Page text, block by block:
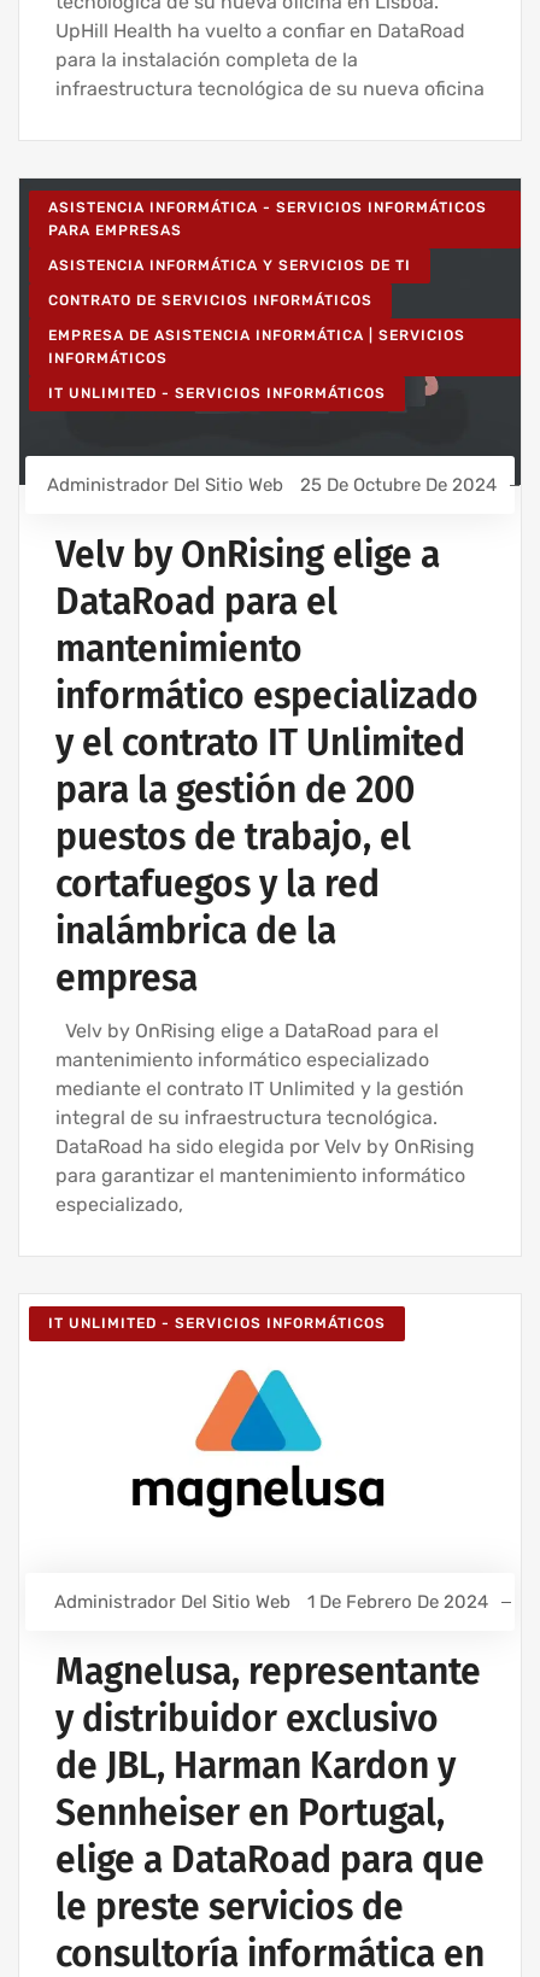
UpHill Health ha vuelto a confiar en DataRoad
para la instalación completa de la
infraestructura tecnológica de su nueva oficina
ASISTENCIA INFORMÁTICA - SERVICIOS INFORMÁTICOS
PARA EMPRESAS
ASISTENCIA INFORMÁTICA Y SERVICIOS DE TI
CONTRATO DE SERVICIOS INFORMÁTICOS
EMPRESA DE ASISTENCIA INFORMÁTICA | SERVICIOS
INFORMÁTICOS
IT UNLIMITED - SERVICIOS INFORMÁTICOS
Administrador Del Sitio Web 25 De Octubre De 2024
Velv by OnRising elige a
DataRoad para el
mantenimiento
informático especializado
y el contrato IT Unlimited
para la gestión de 200
puestos de trabajo, el
cortafuegos y la red
inalámbrica de la
empresa
Velv by OnRising elige a DataRoad para el
mantenimiento informático especializado
mediante el contrato IT Unlimited y la gestión
integral de su infraestructura tecnológica.
DataRoad ha sido elegida por Velv by OnRising
para garantizar el mantenimiento informático
especializado,
IT UNLIMITED - SERVICIOS INFORMÁTICOS
Administrador Del Sitio Web 1 De Febrero De 2024
Magnelusa, representante
y distribuidor exclusivo
de JBL, Harman Kardon y
Sennheiser en Portugal,
elige a DataRoad para que
le preste servicios de
consultoría informática en